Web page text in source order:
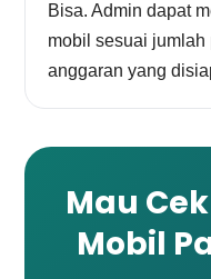
Bisa. Admin dapat
mobil sesuai jumlah
anggaran yang
Mau
Mobil